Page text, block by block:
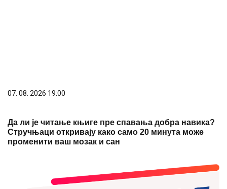
07. 08. 2026 19:00
Да ли је читање књиге пре спавања добра навика?
Стручњаци откривају како само 20 минута може
променити ваш мозак и сан